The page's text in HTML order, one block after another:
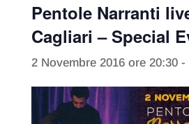
Pentole Narranti
Cagliari – Special
2 Novembre 2016 ore 20:30-